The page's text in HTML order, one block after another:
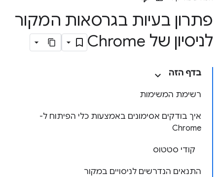
פתרון בעיות בגרסאות המקור
לניסיון של Chrome
בדף הזה
רשימת המשימות
איך בודקים אסימונים באמצעות כלי הפיתוח ל-
Chrome
קודי סטטוס
התנאים הנדרשים לניסויים במקור